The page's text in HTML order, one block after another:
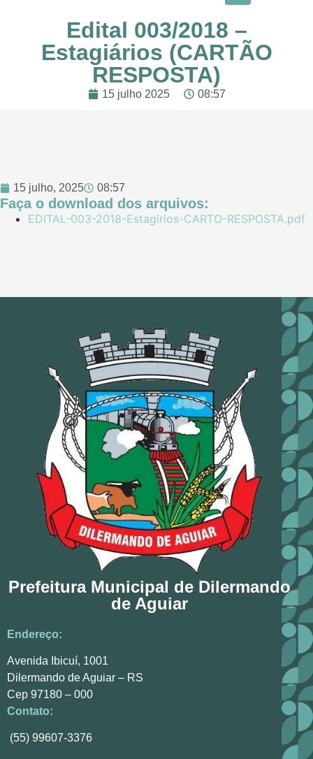
Edital 003/2018 –
Estagiários (CARTÃO
RESPOSTA)
15 julho 2025 08:57
15 julho, 2025 08:57
Faça o download dos arquivos:
EDITAL-003-2018-Estagirios-CARTO-RESPOSTA.pdf
Prefeitura Municipal de Dilermando
de Aguiar
Endereço:
Avenida Ibicuí, 1001
Dilermando de Aguiar – RS
Cep 97180 – 000
Contato:
(55) 99607-3376